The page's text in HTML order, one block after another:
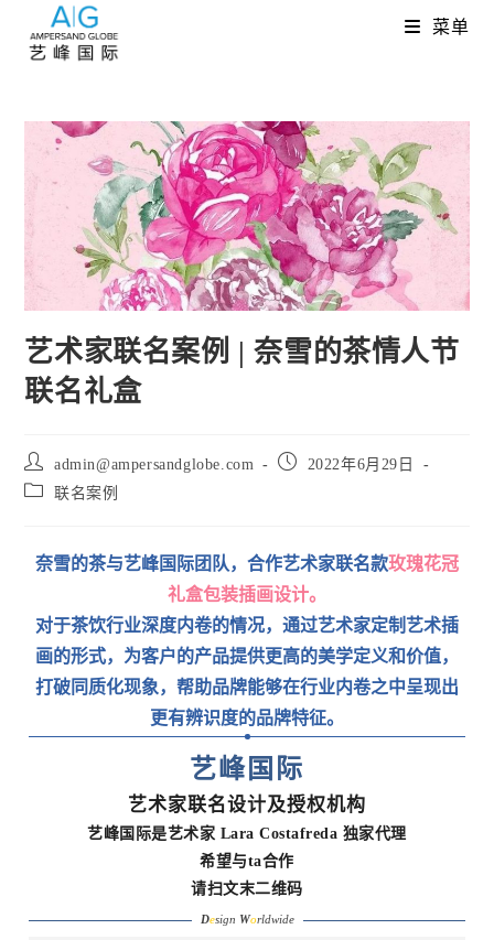
菜单
艺术家联名案例 | 奈雪的茶情人节
联名礼盒
Post
author:
admin@ampersandglobe.com
Post
2022年6月29日
Post 联名案例
奈雪的茶与艺峰国际团队，合作艺术家联名款玫瑰花冠
礼盒包装插画设计。
对于茶饮行业深度内卷的情况，通过艺术家定制艺术插
画的形式，为客户的产品提供更高的美学定义和价值，
打破同质化现象，帮助品牌能够在行业内卷之中呈现出
更有辨识度的品牌特征。
艺峰国际
艺术家联名设计及授权机构
艺峰国际是艺术家 Lara Costafreda 独家代理
希望与ta合作
请扫文末二维码
Design Worldwide